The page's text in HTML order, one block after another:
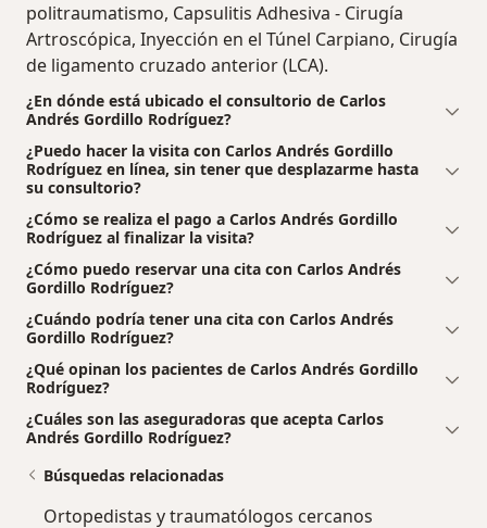
politraumatismo, Capsulitis Adhesiva - Cirugía
Artroscópica, Inyección en el Túnel Carpiano, Cirugía
de ligamento cruzado anterior (LCA).
¿En dónde está ubicado el consultorio de Carlos
Andrés Gordillo Rodríguez?
¿Puedo hacer la visita con Carlos Andrés Gordillo
Rodríguez en línea, sin tener que desplazarme hasta
su consultorio?
¿Cómo se realiza el pago a Carlos Andrés Gordillo
Rodríguez al finalizar la visita?
¿Cómo puedo reservar una cita con Carlos Andrés
Gordillo Rodríguez?
¿Cuándo podría tener una cita con Carlos Andrés
Gordillo Rodríguez?
¿Qué opinan los pacientes de Carlos Andrés Gordillo
Rodríguez?
¿Cuáles son las aseguradoras que acepta Carlos
Andrés Gordillo Rodríguez?
Búsquedas relacionadas
Ortopedistas y traumatólogos cercanos